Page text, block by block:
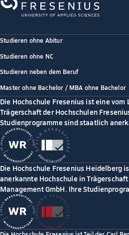
Studieren ohne Abitur
Studieren ohne NC
Studieren neben dem Beruf
Master ohne Bachelor / MBA ohne Bachelor
Die Hochschule Fresenius ist eine
Trägerschaft der Hochschulen
Studienprogramme sind staatlich
Die Hochschule Fresenius Heidelberg
anerkannte Hochschule in
Management GmbH. Ihre